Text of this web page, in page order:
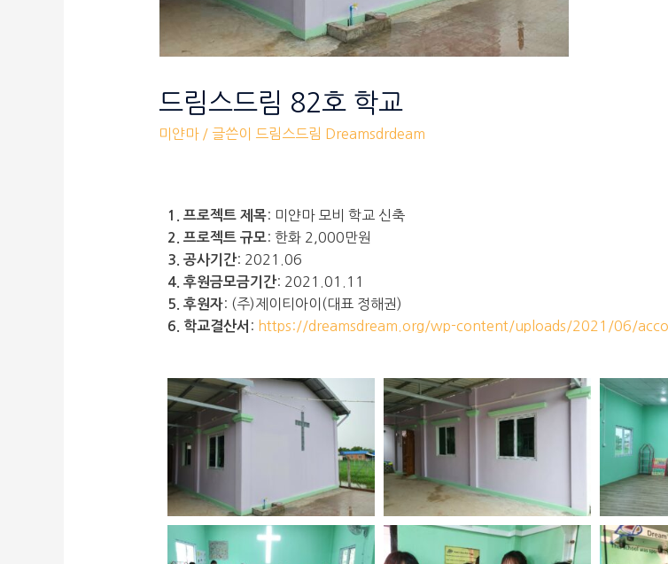
드림스드림 82호 학교
미얀마/ 글쓴이 드림스드림 Dreamsdrdeam
1. 프로젝트 제목: 미얀마 모비 학교 신축
2. 프로젝트 규모: 한화 2,000만원
3. 공사기간: 2021.06
4. 후원금모금기간: 2021.01.11
5. 후원자: (주)제이티아이(대표 정해권)
6. 학교결산서 : https://dreamsdream.org/wp-content/uploads/2021/06/